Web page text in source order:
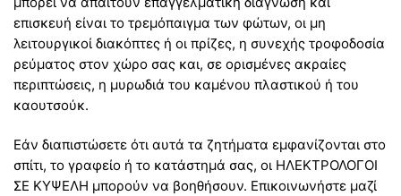
επισκευή είναι το τρεμόπαιγμα των φώτων, οι μη
λειτουργικοί διακόπτες ή οι πρίζες, η συνεχής τροφοδοσία
ρεύματος στον χώρο σας και, σε ορισμένες ακραίες
περιπτώσεις, η μυρωδιά του καμένου πλαστικού ή του
καουτσούκ.
Εάν διαπιστώσετε ότι αυτά τα ζητήματα εμφανίζονται στο
σπίτι, το γραφείο ή το κατάστημά σας, οι ΗΛΕΚΤΡΟΛΟΓΟΙ
ΣΕ ΚΥΨΕΛΗ μπορούν να βοηθήσουν. Επικοινωνήστε μαζί